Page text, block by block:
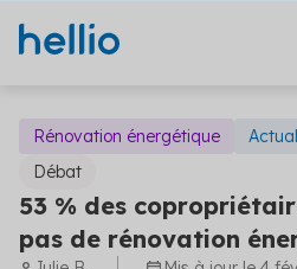
Nos solutions
Rénovation énergétique
53 % des
pas de rénovation
Débat